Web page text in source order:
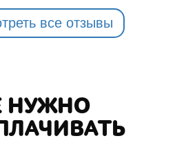
все отзывы
НУЖНО